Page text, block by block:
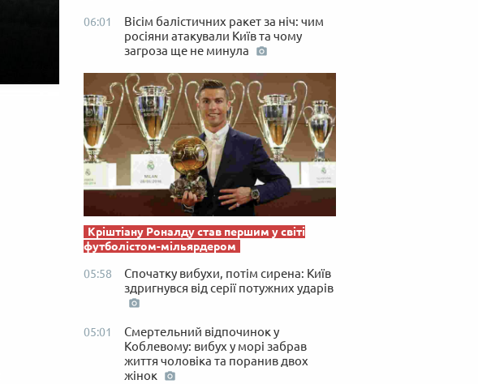
06:01
Вісім балістичних ракет за ніч: чим
росіяни атакували Київ та чому
загроза ще не минула
Кріштіану Роналду став першим у світі
футболістом-мільярдером
05:58
Спочатку вибухи, потім сирена: Київ
здригнувся від серії потужних ударів
05:01
Смертельний відпочинок у
Коблевому: вибух у морі забрав
життя чоловіка та поранив двох
жінок